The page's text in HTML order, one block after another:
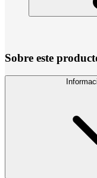
Sobre este